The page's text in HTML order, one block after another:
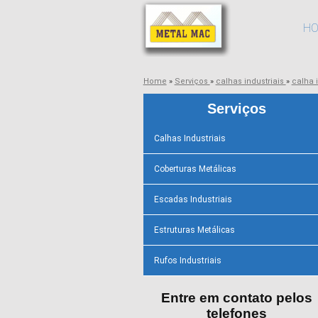
Home » Serviços » calhas industriais » calha
Serviços
Calhas Industriais
Coberturas Metálicas
Escadas Industriais
Estruturas Metálicas
Rufos Industriais
Entre em contato pelos
telefones